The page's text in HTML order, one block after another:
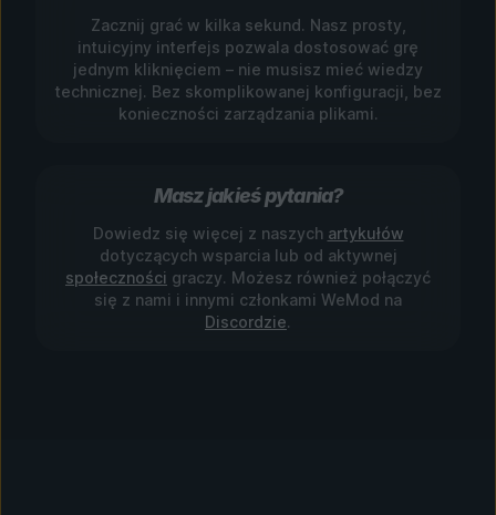
Zacznij grać w kilka sekund. Nasz prosty,
intuicyjny interfejs pozwala dostosować grę
jednym kliknięciem – nie musisz mieć wiedzy
technicznej. Bez skomplikowanej konfiguracji, bez
konieczności zarządzania plikami.
Masz jakieś pytania?
Dowiedz się więcej z naszych artykułów
dotyczących wsparcia lub od aktywnej
społeczności graczy. Możesz również połączyć
się z nami i innymi członkami WeMod na
Discordzie.